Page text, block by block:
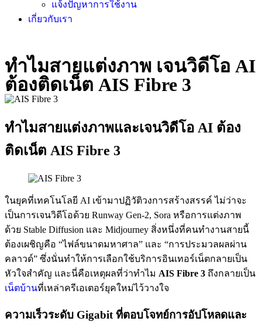
แจ้งปัญหาการใช้งาน
เกี่ยวกับเรา
ทำไมสายแต่งภาพ เจนวิดีโอ AI
ต้องติดเน็ต AIS Fibre 3
ทำไมสายแต่งภาพและเจนวิดีโอ AI ต้อง
ติดเน็ต AIS Fibre 3
ในยุคที่เทคโนโลยี AI เข้ามาปฏิวัติวงการสร้างสรรค์ ไม่ว่าจะ
เป็นการเจนวิดีโอด้วย Runway Gen-2, Sora หรือการแต่งภาพ
ด้วย Stable Diffusion และ Midjourney สิ่งหนึ่งที่คนทำงานสายนี้
ต้องเผชิญคือ “ไฟล์ขนาดมหาศาล” และ “การประมวลผลผ่าน
คลาวด์” ซึ่งนั่นทำให้การเลือกใช้บริการอินเทอร์เน็ตกลายเป็น
หัวใจสำคัญ และนี่คือเหตุผลที่ว่าทำไม AIS Fibre 3 ถึงกลายเป็น
เน็ตบ้านที่เหล่าครีเอเตอร์ยุคใหม่ไว้วางใจ
ความเร็วระดับ Gigabit ที่ตอบโจทย์การอัปโหลดและ